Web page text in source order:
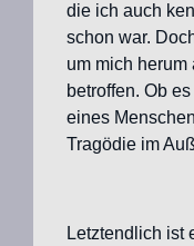
die ich auch
schon war.
um mich
betroffen. Ob
eines
Tragödie im
Letztendlich ist